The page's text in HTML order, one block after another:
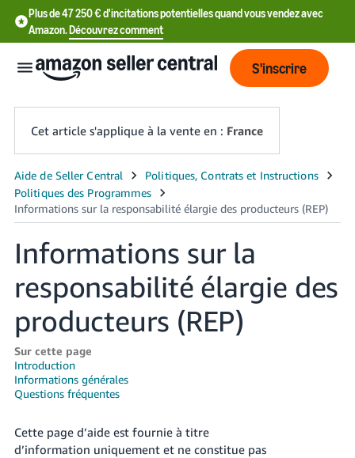
Plus de 47 250 € d'incitations potentielles quand vous vendez avec
Amazon.Découvrez comment
中
文
CN
中
文
-
Deutsch
- DE
Français
- FR
S'inscrire
Cet article s'applique à la vente en : France
Informations sur la
responsabilité élargie des
producteurs (REP)
Sur cette page
Introduction
Informations générales
Questions fréquentes
Cette page d’aide est fournie à titre
d’information uniquement et ne constitue pas